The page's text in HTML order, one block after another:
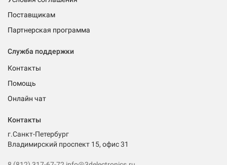
Поставщикам
Партнерская программа
Служба поддержки
Контакты
Помощь
Онлайн чат
Контакты
г.Санкт-Петербург
Владимирский проспект 15, офис 31